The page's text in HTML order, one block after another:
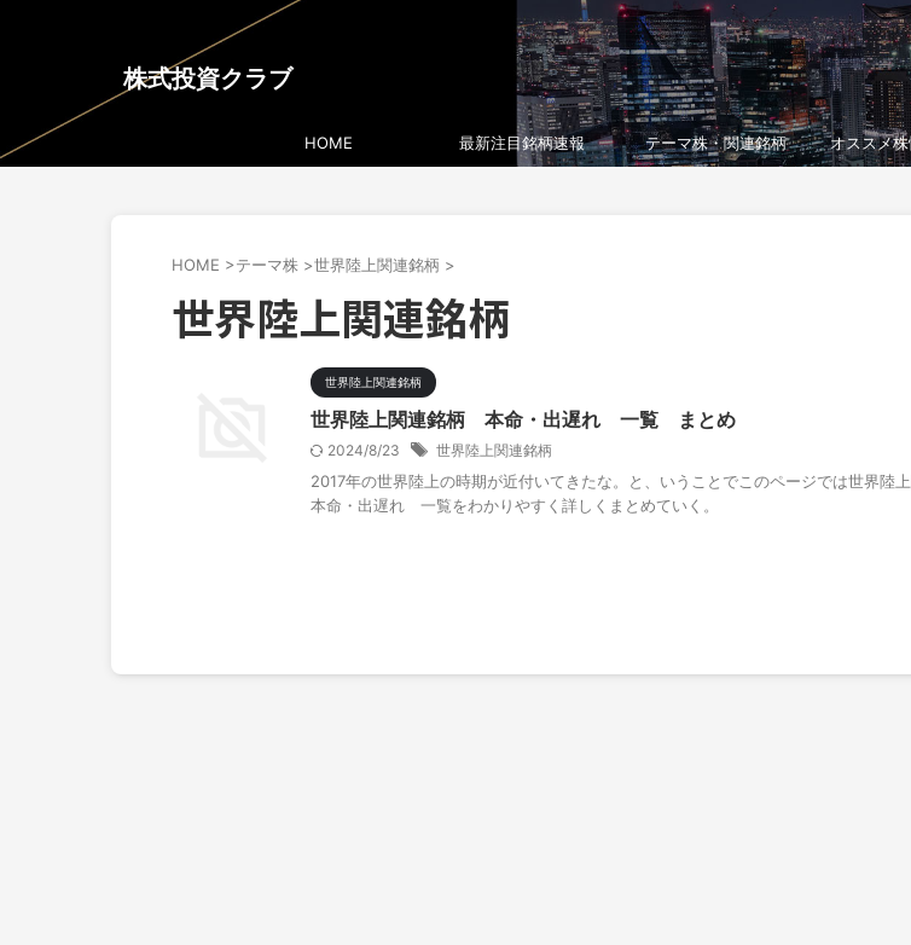
株式投資クラブ
HOME 最新注目銘柄速報 テーマ株・関連銘柄 オススメ
HOME >テーマ株 >世界陸上関連銘柄 >
世界陸上関連銘柄
世界陸上関連銘柄
世界陸上関連銘柄 本命・出遅れ 一覧 まとめ
2024/8/23 世界陸上関連銘柄
2017年の世界陸上の時期が近付いてきたな。と、いうことでこのページでは世界陸上
本命・出遅れ 一覧をわかりやすく詳しくまとめていく。